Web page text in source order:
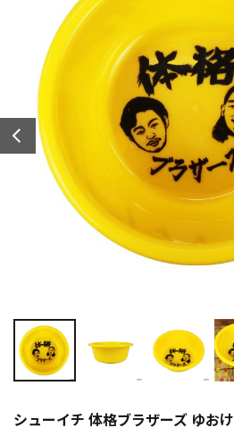
シューイチ 体格ブラザーズ ゆおけ